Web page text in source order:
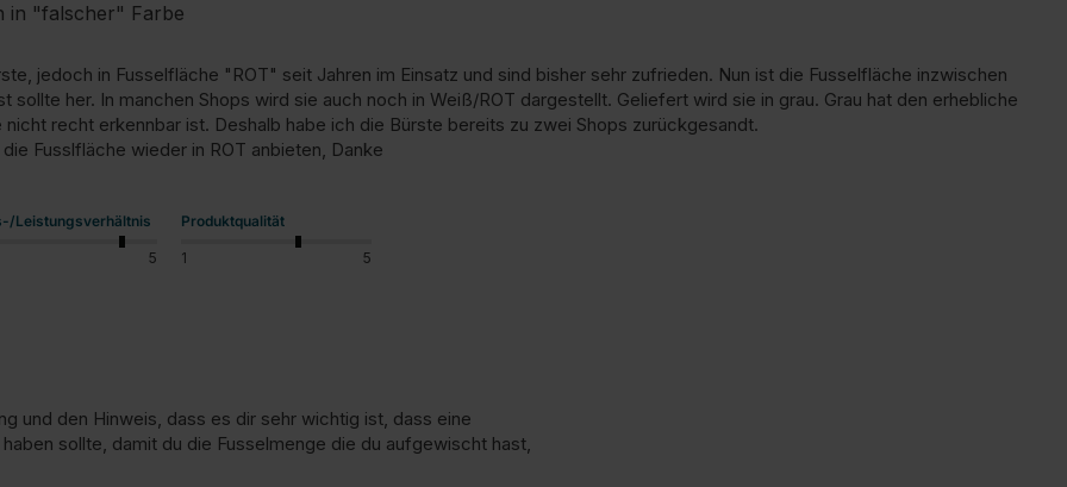
in "falscher" Farbe
jedoch in Fusselfläche "ROT" seit Jahren im Einsatz und sind bisher sehr zufrieden. Nun ist die Fusselfläche inzwischen
sollte her. In manchen Shops wird sie auch noch in Weiß/ROT dargestellt. Geliefert wird sie in grau. Grau hat den erhebliche
nicht recht erkennbar ist. Deshalb habe ich die Bürste bereits zu zwei Shops zurückgesandt.
Fusslfläche wieder in ROT anbieten, Danke
Leistungsverhältnis
5
Produktqualität
1 5
und den Hinweis, dass es dir sehr wichtig ist, dass eine
sollte, damit du die Fusselmenge die du aufgewischt hast,